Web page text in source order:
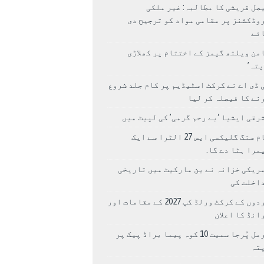
قریشی کا مطالبہ: غیر ملکی
پر مقامی مواد کو ترجیح دی
ویلتھ گیمز کے اختتام پر کھلاڑی
ڈی اے نے کرکٹ اسٹیڈیم پر کام جلد شروع
کا فیصلہ کر لیا
ایشیا ‘بے رحم گرمی’ کی لپیٹ میں
سام سنگ گلیکسی ایس 27 الٹرا سے ایک
ہٹا دے گا.
خزانہ نے ین مارکیٹ میں تاریخی
کی
مردوں کے کرکٹ ورلڈ کپ 2027 کے مقامات اور
کا اعلان
نرمل پُرجا سمیت 10 کوہ پیما براڈ پیک پر